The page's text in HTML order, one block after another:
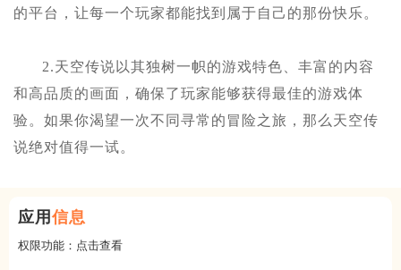
的平台，让每一个玩家都能找到属于自己的那份快乐。
2.天空传说以其独树一帜的游戏特色、丰富的内容
和高品质的画面，确保了玩家能够获得最佳的游戏体
验。如果你渴望一次不同寻常的冒险之旅，那么天空传
说绝对值得一试。
应用 信息
权限功能： 点击查看